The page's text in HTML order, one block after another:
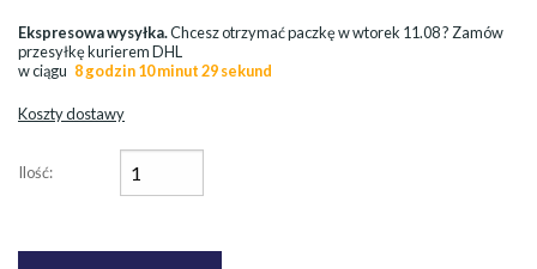
Ekspresowa wysyłka.Chcesz otrzymać paczkę wwtorek 11.08? Zamów
przesyłkę kurierem DHL
w ciągu 8 godzin 10 minut 28 sekund
Koszty dostawy
Ilość: